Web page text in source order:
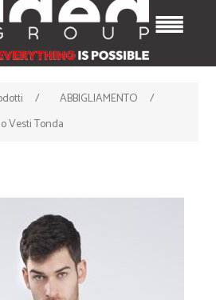
/ ABBIGLIAMENTO
/
Vesti Tonda